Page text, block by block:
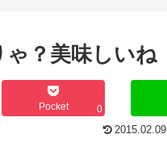
？美味しいね
Pocket 0
2015.02.09